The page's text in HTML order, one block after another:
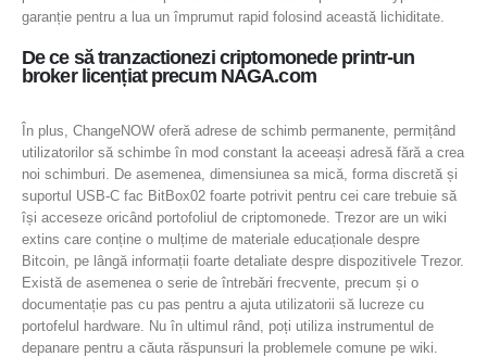
garanție pentru a lua un împrumut rapid folosind această lichiditate.
De ce să tranzactionezi criptomonede printr-un
broker licențiat precum NAGA.com
În plus, ChangeNOW oferă adrese de schimb permanente, permițând
utilizatorilor să schimbe în mod constant la aceeași adresă fără a crea
noi schimburi. De asemenea, dimensiunea sa mică, forma discretă și
suportul USB-C fac BitBox02 foarte potrivit pentru cei care trebuie să
își acceseze oricând portofoliul de criptomonede. Trezor are un wiki
extins care conține o mulțime de materiale educaționale despre
Bitcoin, pe lângă informații foarte detaliate despre dispozitivele Trezor.
Există de asemenea o serie de întrebări frecvente, precum și o
documentație pas cu pas pentru a ajuta utilizatorii să lucreze cu
portofelul hardware. Nu în ultimul rând, poți utiliza instrumentul de
depanare pentru a căuta răspunsuri la problemele comune pe wiki.